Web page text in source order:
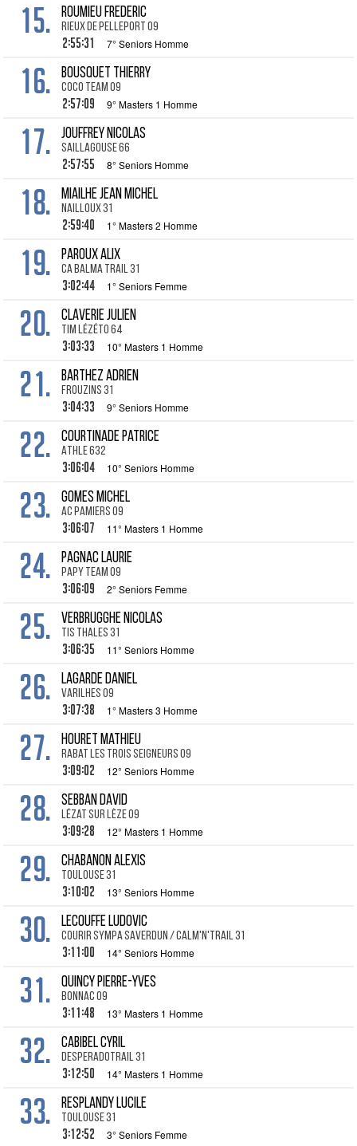
15. ROUMIEU Frederic
Rieux de Pelleport 09
2:55:31 7° Seniors Homme
16. BOUSQUET Thierry
Coco Team 09
2:57:09 9° Masters 1 Homme
17. JOUFFREY Nicolas
Saillagouse 66
2:57:55 8° Seniors Homme
18. MIAILHE Jean Michel
Nailloux 31
2:59:40 1° Masters 2 Homme
19. PAROUX Alix
CA Balma Trail 31
3:02:44 1° Seniors Femme
20. CLAVERIE Julien
Tim Lézéto 64
3:03:33 10° Masters 1 Homme
21. BARTHEZ Adrien
Frouzins 31
3:04:33 9° Seniors Homme
22. COURTINADE Patrice
Athle 632
3:06:04 10° Seniors Homme
23. GOMES Michel
AC Pamiers 09
3:06:07 11° Masters 1 Homme
24. PAGNAC Laurie
Papy Team 09
3:06:09 2° Seniors Femme
25. VERBRUGGHE Nicolas
Tis thales 31
3:06:35 11° Seniors Homme
26. LAGARDE Daniel
Varilhes 09
3:07:38 1° Masters 3 Homme
27. HOURET Mathieu
Rabat les Trois Seigneurs 09
3:09:02 12° Seniors Homme
28. SEBBAN David
Lézat sur Lèze 09
3:09:28 12° Masters 1 Homme
29. CHABANON Alexis
Toulouse 31
3:10:02 13° Seniors Homme
30. LECOUFFE Ludovic
Courir Sympa Saverdun / Calm'N'Trail 31
3:11:00 14° Seniors Homme
31. QUINCY Pierre-Yves
Bonnac 09
3:11:48 13° Masters 1 Homme
32. CABIBEL Cyril
DesperadoTrail 31
3:12:50 14° Masters 1 Homme
33. RESPLANDY Lucile
Toulouse 31
3:12:52 3° Seniors Femme